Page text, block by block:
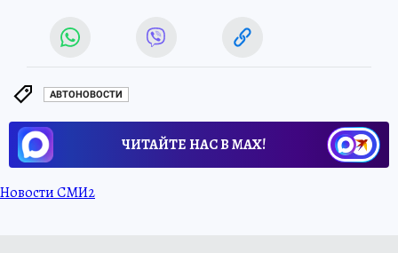
АВТОНОВОСТИ
ЧИТАЙТЕ НАС В МАХ!
Новости СМИ2